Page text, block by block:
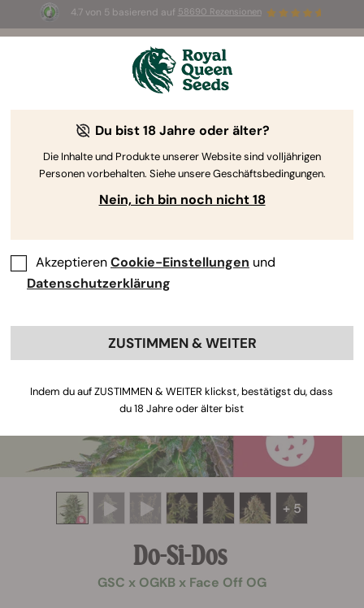
4.7 von 5 basierend auf 58690 Rezensionen
3 White Widow Auto SamenKOSTENLOS für die
+ 5
Do-Si-Dos
GSC x OGKB x Face Off OG
Du bist 18 Jahre oder älter?
Die Inhalte und Produkte unserer Website sind volljährigen
Personen vorbehalten. Siehe unsere Geschäftsbedingungen.
Nein, ich bin noch nicht 18
AkzeptierenCookie-Einstellungen und
Datenschutzerklärung
ZUSTIMMEN & WEITER
Indem du auf ZUSTIMMEN & WEITER klickst, bestätigst du, dass
du 18 Jahre oder älter bist